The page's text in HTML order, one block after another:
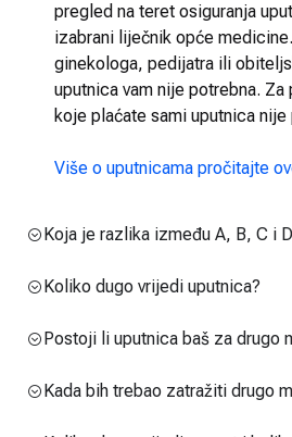
pregled na teret osiguranja
izabrani liječnik opće
ginekologa, pedijatra ili
uputnica vam nije potrebna.
koje plaćate sami uputnica nije
Više o uputnicama pročitajte
Koja je razlika između A, B, C i
Koliko dugo vrijedi uputnica?
Postoji li uputnica baš za drugo
Kada bih trebao zatražiti drugo